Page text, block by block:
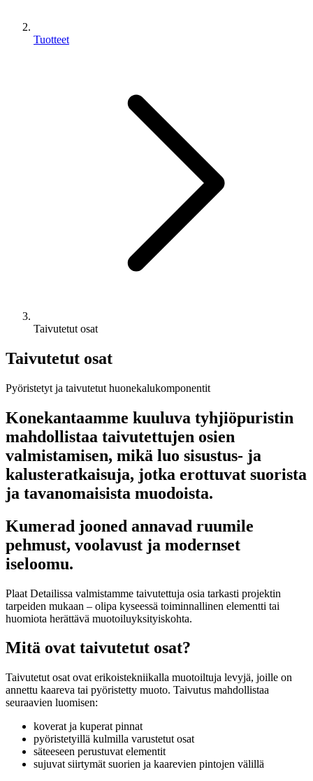
Tuotteet
Taivutetut osat
Taivutetut osat
Pyöristetyt ja taivutetut huonekalukomponentit
Konekantaamme kuuluva tyhjiöpuristin
mahdollistaa taivutettujen osien
valmistamisen, mikä luo sisustus- ja
kalusteratkaisuja, jotka erottuvat suorista
ja tavanomaisista muodoista.
Kumerad jooned annavad ruumile
pehmust, voolavust ja modernset
iseloomu.
Plaat Detailissa valmistamme taivutettuja osia tarkasti projektin
tarpeiden mukaan – olipa kyseessä toiminnallinen elementti tai
huomiota herättävä muotoiluyksityiskohta.
Mitä ovat taivutetut osat?
Taivutetut osat ovat erikoistekniikalla muotoiltuja levyjä, joille on
annettu kaareva tai pyöristetty muoto. Taivutus mahdollistaa
seuraavien luomisen:
koverat ja kuperat pinnat
pyöristetyillä kulmilla varustetut osat
säteeseen perustuvat elementit
sujuvat siirtymät suorien ja kaarevien pintojen välillä